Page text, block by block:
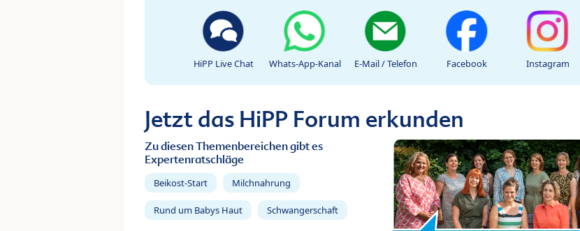
HiPP Live Chat Whats-App-Kanal E-Mail / Telefon Facebook Instagram
Jetzt das HiPP Forum erkunden
Zu diesen Themenbereichen gibt es
Expertenratschläge
Beikost-Start Milchnahrung
Rund um Babys Haut Schwangerschaft